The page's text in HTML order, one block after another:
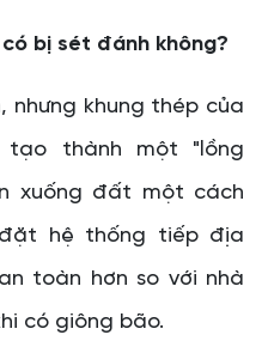
bị sét đánh không?
nhưng khung thép của
thành một "lồng
xuống đất một cách
hệ thống tiếp địa
toàn hơn so với nhà
có giông bão.